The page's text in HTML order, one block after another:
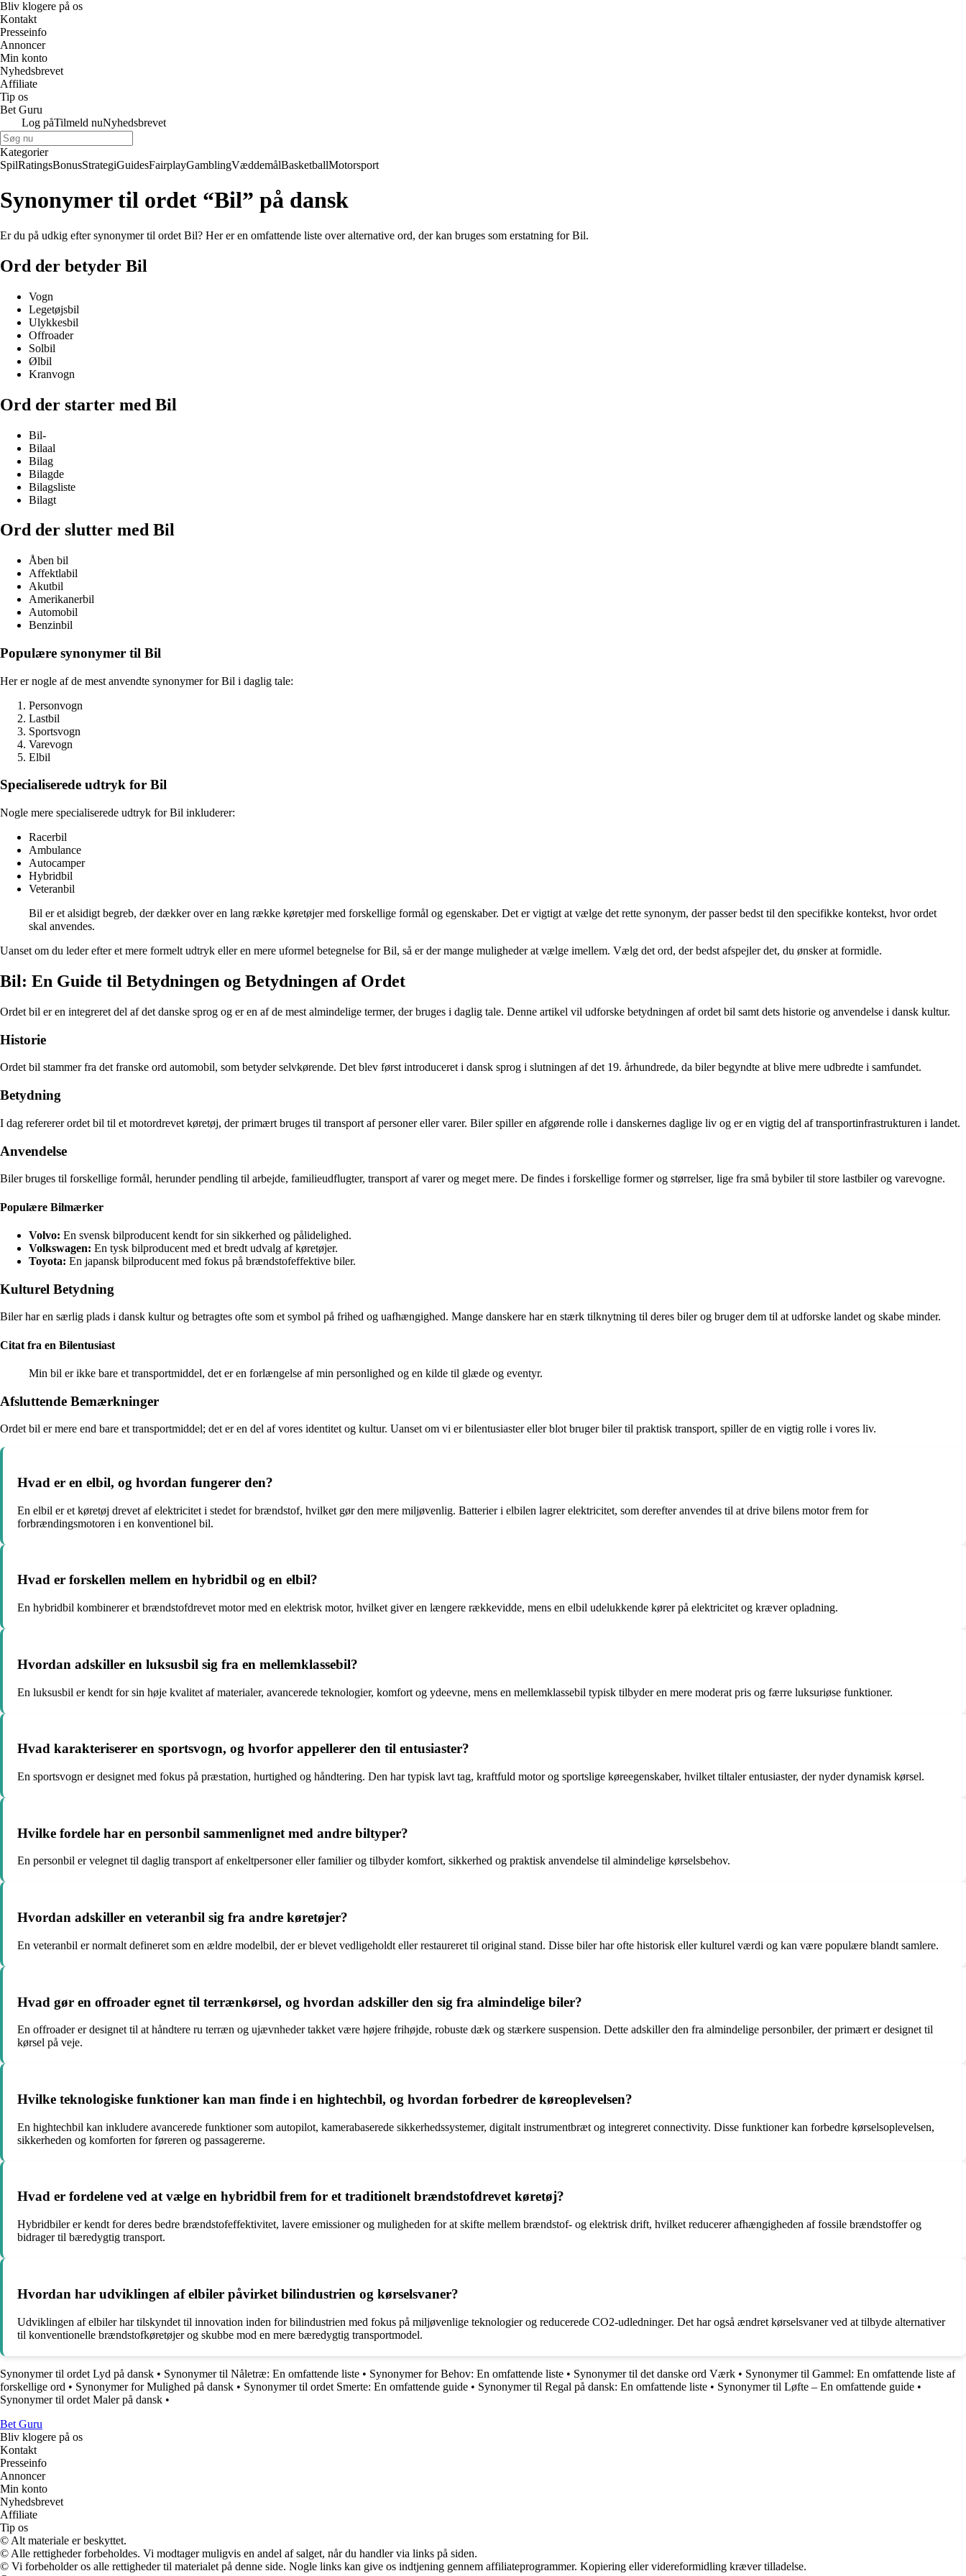
Bliv klogere på os
Kontakt
Presseinfo
Annoncer
Min konto
Nyhedsbrevet
Affiliate
Tip os
Bet Guru
Log påTilmeld nuNyhedsbrevet
Kategorier
SpilRatingsBonusStrategiGuidesFairplayGamblingVæddemålBasketballMotorsport
Synonymer til ordet “Bil” på dansk
Er du på udkig efter synonymer til ordet Bil? Her er en omfattende liste over alternative ord, der kan bruges som erstatning for Bil.
Ord der betyder Bil
Vogn
Legetøjsbil
Ulykkesbil
Offroader
Solbil
Ølbil
Kranvogn
Ord der starter med Bil
Bil-
Bilaal
Bilag
Bilagde
Bilagsliste
Bilagt
Ord der slutter med Bil
Åben bil
Affektlabil
Akutbil
Amerikanerbil
Automobil
Benzinbil
Populære synonymer til Bil
Her er nogle af de mest anvendte synonymer for Bil i daglig tale:
Personvogn
Lastbil
Sportsvogn
Varevogn
Elbil
Specialiserede udtryk for Bil
Nogle mere specialiserede udtryk for Bil inkluderer:
Racerbil
Ambulance
Autocamper
Hybridbil
Veteranbil
Bil er et alsidigt begreb, der dækker over en lang række køretøjer med forskellige formål og egenskaber. Det er vigtigt at vælge det rette synonym, der passer bedst til den specifikke kontekst, hvor ordet
skal anvendes.
Uanset om du leder efter et mere formelt udtryk eller en mere uformel betegnelse for Bil, så er der mange muligheder at vælge imellem. Vælg det ord, der bedst afspejler det, du ønsker at formidle.
Bil: En Guide til Betydningen og Betydningen af Ordet
Ordet bil er en integreret del af det danske sprog og er en af de mest almindelige termer, der bruges i daglig tale. Denne artikel vil udforske betydningen af ordet bil samt dets historie og anvendelse i dansk kultur.
Historie
Ordet bil stammer fra det franske ord automobil, som betyder selvkørende. Det blev først introduceret i dansk sprog i slutningen af det 19. århundrede, da biler begyndte at blive mere udbredte i samfundet.
Betydning
I dag refererer ordet bil til et motordrevet køretøj, der primært bruges til transport af personer eller varer. Biler spiller en afgørende rolle i danskernes daglige liv og er en vigtig del af transportinfrastrukturen i landet.
Anvendelse
Biler bruges til forskellige formål, herunder pendling til arbejde, familieudflugter, transport af varer og meget mere. De findes i forskellige former og størrelser, lige fra små bybiler til store lastbiler og varevogne.
Populære Bilmærker
Volvo: En svensk bilproducent kendt for sin sikkerhed og pålidelighed.
Volkswagen: En tysk bilproducent med et bredt udvalg af køretøjer.
Toyota: En japansk bilproducent med fokus på brændstofeffektive biler.
Kulturel Betydning
Biler har en særlig plads i dansk kultur og betragtes ofte som et symbol på frihed og uafhængighed. Mange danskere har en stærk tilknytning til deres biler og bruger dem til at udforske landet og skabe minder.
Citat fra en Bilentusiast
Min bil er ikke bare et transportmiddel, det er en forlængelse af min personlighed og en kilde til glæde og eventyr.
Afsluttende Bemærkninger
Ordet bil er mere end bare et transportmiddel; det er en del af vores identitet og kultur. Uanset om vi er bilentusiaster eller blot bruger biler til praktisk transport, spiller de en vigtig rolle i vores liv.
Hvad er en elbil, og hvordan fungerer den?
En elbil er et køretøj drevet af elektricitet i stedet for brændstof, hvilket gør den mere miljøvenlig. Batterier i elbilen lagrer elektricitet, som derefter anvendes til at drive bilens motor frem for
forbrændingsmotoren i en konventionel bil.
Hvad er forskellen mellem en hybridbil og en elbil?
En hybridbil kombinerer et brændstofdrevet motor med en elektrisk motor, hvilket giver en længere rækkevidde, mens en elbil udelukkende kører på elektricitet og kræver opladning.
Hvordan adskiller en luksusbil sig fra en mellemklassebil?
En luksusbil er kendt for sin høje kvalitet af materialer, avancerede teknologier, komfort og ydeevne, mens en mellemklassebil typisk tilbyder en mere moderat pris og færre luksuriøse funktioner.
Hvad karakteriserer en sportsvogn, og hvorfor appellerer den til entusiaster?
En sportsvogn er designet med fokus på præstation, hurtighed og håndtering. Den har typisk lavt tag, kraftfuld motor og sportslige køreegenskaber, hvilket tiltaler entusiaster, der nyder dynamisk kørsel.
Hvilke fordele har en personbil sammenlignet med andre biltyper?
En personbil er velegnet til daglig transport af enkeltpersoner eller familier og tilbyder komfort, sikkerhed og praktisk anvendelse til almindelige kørselsbehov.
Hvordan adskiller en veteranbil sig fra andre køretøjer?
En veteranbil er normalt defineret som en ældre modelbil, der er blevet vedligeholdt eller restaureret til original stand. Disse biler har ofte historisk eller kulturel værdi og kan være populære blandt samlere.
Hvad gør en offroader egnet til terrænkørsel, og hvordan adskiller den sig fra almindelige biler?
En offroader er designet til at håndtere ru terræn og ujævnheder takket være højere frihøjde, robuste dæk og stærkere suspension. Dette adskiller den fra almindelige personbiler, der primært er designet til
kørsel på veje.
Hvilke teknologiske funktioner kan man finde i en hightechbil, og hvordan forbedrer de køreoplevelsen?
En hightechbil kan inkludere avancerede funktioner som autopilot, kamerabaserede sikkerhedssystemer, digitalt instrumentbræt og integreret connectivity. Disse funktioner kan forbedre kørselsoplevelsen,
sikkerheden og komforten for føreren og passagererne.
Hvad er fordelene ved at vælge en hybridbil frem for et traditionelt brændstofdrevet køretøj?
Hybridbiler er kendt for deres bedre brændstofeffektivitet, lavere emissioner og muligheden for at skifte mellem brændstof- og elektrisk drift, hvilket reducerer afhængigheden af fossile brændstoffer og
bidrager til bæredygtig transport.
Hvordan har udviklingen af elbiler påvirket bilindustrien og kørselsvaner?
Udviklingen af elbiler har tilskyndet til innovation inden for bilindustrien med fokus på miljøvenlige teknologier og reducerede CO2-udledninger. Det har også ændret kørselsvaner ved at tilbyde alternativer
til konventionelle brændstofkøretøjer og skubbe mod en mere bæredygtig transportmodel.
Synonymer til ordet Lyd på dansk • Synonymer til Nåletræ: En omfattende liste • Synonymer for Behov: En omfattende liste • Synonymer til det danske ord Værk • Synonymer til Gammel: En omfattende liste af
forskellige ord • Synonymer for Mulighed på dansk • Synonymer til ordet Smerte: En omfattende guide • Synonymer til Regal på dansk: En omfattende liste • Synonymer til Løfte – En omfattende guide •
Synonymer til ordet Maler på dansk •
Bet Guru
Bliv klogere på os
Kontakt
Presseinfo
Annoncer
Min konto
Nyhedsbrevet
Affiliate
Tip os
© Alt materiale er beskyttet.
© Alle rettigheder forbeholdes. Vi modtager muligvis en andel af salget, når du handler via links på siden.
© Vi forbeholder os alle rettigheder til materialet på denne side. Nogle links kan give os indtjening gennem affiliateprogrammer. Kopiering eller videreformidling kræver tilladelse.